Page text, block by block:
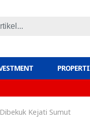
PROPERTI
Kejati Sumut